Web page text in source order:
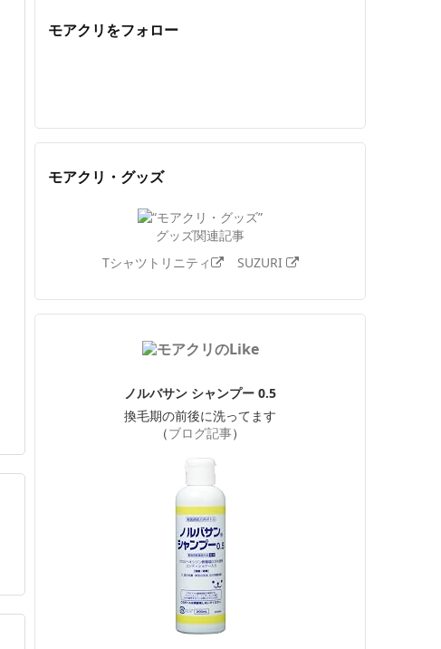
モアクリをフォロー
モアクリ・グッズ
グッズ関連記事
Tシャツトリニティ
SUZURI
ノルバサン シャンプー 0.5
換毛期の前後に洗ってます
（ブログ記事）